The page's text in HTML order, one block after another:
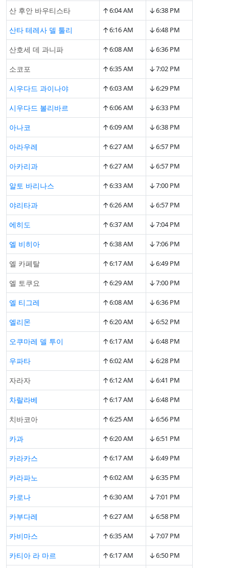
산 후안 바우티스타 ↑6:04 AM ↓6:38 PM
산타 테레사 델 툴리 ↑6:16 AM ↓6:48 PM
산호세 데 과니파 ↑6:08 AM ↓6:36 PM
소코포 ↑6:35 AM ↓7:02 PM
시우다드 과이나야 ↑6:03 AM ↓6:29 PM
시우다드 볼리바르 ↑6:06 AM ↓6:33 PM
아나코 ↑6:09 AM ↓6:38 PM
아라우레 ↑6:27 AM ↓6:57 PM
아카리과 ↑6:27 AM ↓6:57 PM
알토 바리나스 ↑6:33 AM ↓7:00 PM
야리타과 ↑6:26 AM ↓6:57 PM
에히도 ↑6:37 AM ↓7:04 PM
엘 비히아 ↑6:38 AM ↓7:06 PM
엘 카페탈 ↑6:17 AM ↓6:49 PM
엘 토쿠요 ↑6:29 AM ↓7:00 PM
엘 티그레 ↑6:08 AM ↓6:36 PM
엘리몬 ↑6:20 AM ↓6:52 PM
오쿠마레 델 투이 ↑6:17 AM ↓6:48 PM
우파타 ↑6:02 AM ↓6:28 PM
자라자 ↑6:12 AM ↓6:41 PM
차랄라베 ↑6:17 AM ↓6:48 PM
치바코아 ↑6:25 AM ↓6:56 PM
카과 ↑6:20 AM ↓6:51 PM
카라카스 ↑6:17 AM ↓6:49 PM
카라파노 ↑6:02 AM ↓6:35 PM
카로나 ↑6:30 AM ↓7:01 PM
카부다레 ↑6:27 AM ↓6:58 PM
카비마스 ↑6:35 AM ↓7:07 PM
카티아 라 마르 ↑6:17 AM ↓6:50 PM